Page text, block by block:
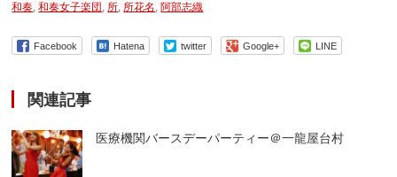
和奏,和奏女子楽団 , 所, 所花名 , 阿部志織
Facebook Hatena twitter Google+ LINE
関連記事
医療機関バースデーパーティー＠一龍屋台村